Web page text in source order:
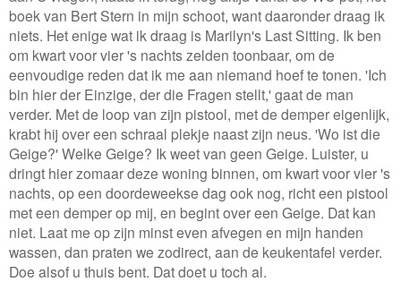
boek van Bert Stern in mijn schoot, want daaronder draag ik
niets. Het enige wat ik draag is Marilyn's Last Sitting. Ik ben
om kwart voor vier 's nachts zelden toonbaar, om de
eenvoudige reden dat ik me aan niemand hoef te tonen. 'Ich
bin hier der Einzige, der die Fragen stellt,' gaat de man
verder. Met de loop van zijn pistool, met de demper eigenlijk,
krabt hij over een schraal plekje naast zijn neus. 'Wo ist die
Geige?' Welke Geige? Ik weet van geen Geige. Luister, u
dringt hier zomaar deze woning binnen, om kwart voor vier 's
nachts, op een doordeweekse dag ook nog, richt een pistool
met een demper op mij, en begint over een Geige. Dat kan
niet. Laat me op zijn minst even afvegen en mijn handen
wassen, dan praten we zodirect, aan de keukentafel verder.
Doe alsof u thuis bent. Dat doet u toch al.